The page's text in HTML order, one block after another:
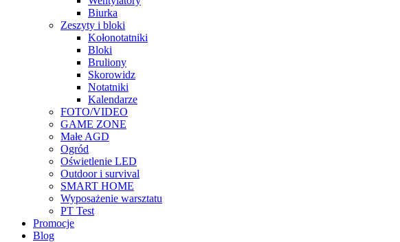
Biurka
Zeszyty i bloki
Kołonotatniki
Bloki
Bruliony
Skorowidz
Notatniki
Kalendarze
FOTO/VIDEO
GAME ZONE
Małe AGD
Ogród
Oświetlenie LED
Outdoor i survival
SMART HOME
Wyposażenie warsztatu
PT Test
Promocje
Blog